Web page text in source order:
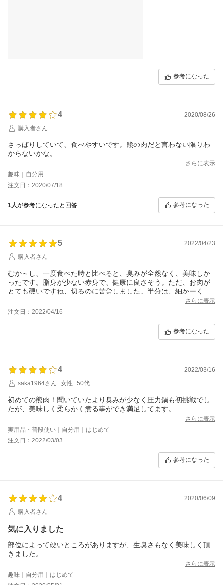
参考になった
4
2020/08/26
購入者さん
さっぱりしていて、食べやすいです。熊の肉だと言わない限りわ
からないかな。
さらに表示
趣味｜自分用
注文日：2020/07/18
1人が参考になったと回答 参考になった
5
2022/04/23
購入者さん
むか～し、一度食べた時と比べると、臭みが全然なく、美味しか
ったです。脂身が少ない赤身で、健康に良さそう。ただ、お肉が
とても硬いですね、切るのに苦労しました。半分は、細かーく切
って、味噌漬けにして、焼肉にして食べました。残り半分は、圧
力鍋でシチューにしました。また、購入したいです。
さらに表示
注文日：2022/04/16
参考になった
4
2022/03/16
saka1964さん
女性 50代
初めての熊肉！聞いていたより臭みが少なく圧力鍋も初挑戦でし
たが、美味しく柔らかく煮る事ができ満足してます。
さらに表示
実用品・普段使い｜自分用｜はじめて
注文日：2022/03/03
参考になった
4
2020/06/09
購入者さん
気に入りました
部位によって硬いところがありますが、生臭さもなく美味しく頂
きました。
さらに表示
趣味｜自分用｜はじめて